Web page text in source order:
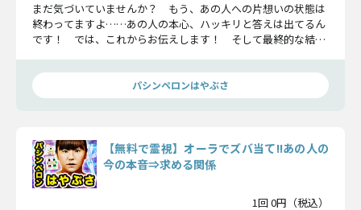
まだ気づいていませんか？ もう、あの人への片想いの状態は
終わってますよ……あの人の本心、ハッキリと答えは出てるん
です！ では、これからお伝えします！ そして最終的な結末
パシンペロンはやぶさ
【無料で霊視】オーラでズバ当て!!あの人の
今の本音⇒求める関係
1回 0円（税込）